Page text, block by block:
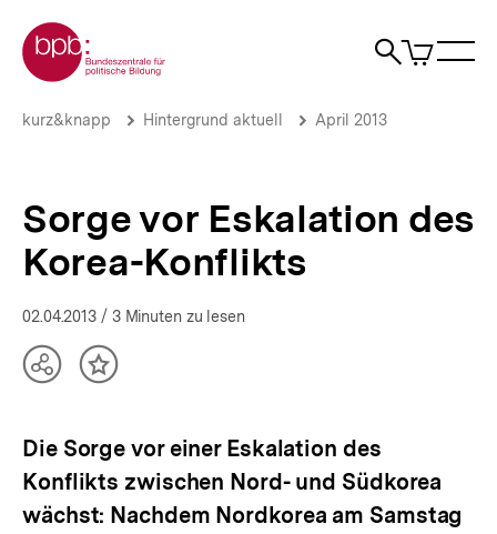
zum
Seiteninhalt
springen
Zur Startseite der bpb
Suche
Artikel
im
Sorge
Korea-
Konflikts
Hintergrund
Brotkrümelnavigation
Pfadnavigation
kurz&knapp Hintergrund aktuell April 2013
Sorge vor Eskalation des
Korea-Konflikts
02.04.2013 / 3 Minuten zu lesen
TeilenInhalt
Die Sorge vor einer Eskalation des
Konflikts zwischen Nord- und Südkorea
wächst: Nachdem Nordkorea am Samstag